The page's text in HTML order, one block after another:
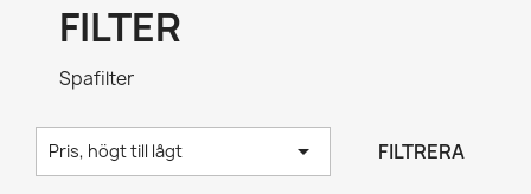
FILTER
Spafilter
Pris, högt till lågt  FILTRERA